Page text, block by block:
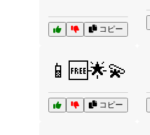
コピー
📱🆓🌟💫
コピー